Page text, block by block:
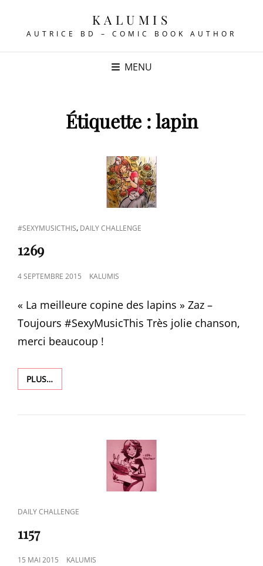
KALUMIS
AUTRICE BD – COMIC BOOK AUTHOR
MENU
Étiquette :lapin
CAT
LINKS
#SEXYMUSICTHIS, DAILY CHALLENGE
1269
POSTED
4 SEPTEMBRE 2015 KALUMIS
« La meilleure copine des lapins » Zaz –
Toujours #SexyMusicThis Très jolie chanson,
merci beaucoup !
PLUS…1269
CAT
DAILY CHALLENGE
1157
POSTED
15 MAI 2015 KALUMIS